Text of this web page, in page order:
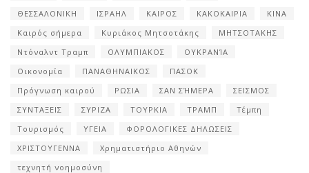
ΘΕΣΣΑΛΟΝΙΚΗ
ΙΣΡΑΗΛ ΚΑΙΡΟΣ ΚΑΚΟΚΑΙΡΙΑ
ΚΙΝΑ
Καιρός σήμερα
Κυριάκος Μητσοτάκης
ΜΗΤΣΟΤΑΚΗΣ
Ντόναλντ Τραμπ
ΟΛΥΜΠΙΑΚΟΣ
ΟΥΚΡΑΝΊΑ
Οικονομία
ΠΑΝΑΘΗΝΑΙΚΟΣ
ΠΑΣΟΚ
Πρόγνωση καιρού
ΡΩΣΙΑ ΣΑΝ ΣΉΜΕΡΑ
ΣΕΙΣΜΟΣ
ΣΥΝΤΑΞΕΙΣ
ΣΥΡΙΖΑ ΤΟΥΡΚΙΑ ΤΡΑΜΠ
Τέμπη
Τουρισμός
ΥΓΕΙΑ
ΦΟΡΟΛΟΓΙΚΕΣ ΔΗΛΩΣΕΙΣ
ΧΡΙΣΤΟΥΓΕΝΝΑ
Χρηματιστήριο Αθηνών
τεχνητή νοημοσύνη